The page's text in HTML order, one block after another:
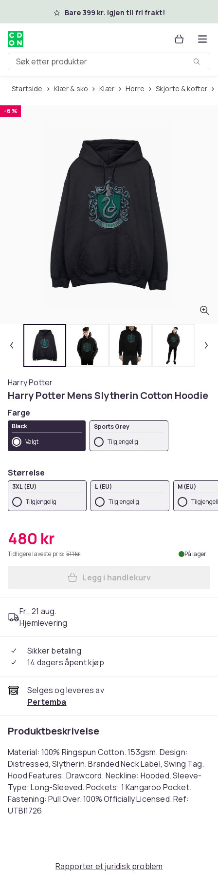
Hopp til hovedinnholdBare 399 kr. igjen til fri frakt!
Søk etter produkter
Startside Klær & sko Klær Herre Skjorte & kofter
-6 %
Harry Potter
Harry Potter Mens Slytherin Cotton Hoodie
Farge
Black
Valgt
Sports Grey
Tilgjengelig
Størrelse
3XL (EU)
Tilgjengelig
L (EU)
Tilgjengelig
M (EU)
480 kr
Tidligere laveste pris: 511 kr På lager
Legg Harry Potter Mens
Legg i handlekurv
Fr., 21 aug.
Hjemlevering
Sikker betaling
14 dagers åpent kjøp
Selges og leveres av
Pertemba
Produktbeskrivelse
Material: 100% Ringspun Cotton. 153gsm. Design:
Distressed, Slytherin. Branded Neck Label, Swing Tag.
Hood Features: Drawcord. Neckline: Hooded. Sleeve-
Type: Long-Sleeved. Pockets: 1 Kangaroo Pocket.
Fastening: Pull Over. 100% Officially Licensed. Ref:
UTBI1726
Rapporter et juridisk problem